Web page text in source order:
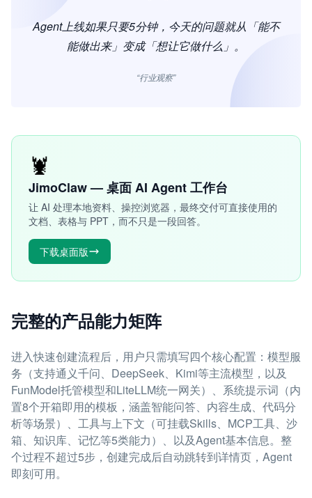
Agent上线如果只要5分钟，今天的问题就从「能不
能做出来」变成「想让它做什么」。
“行业观察”
🦞
JimoClaw — 桌面 AI Agent 工作台
让 AI 处理本地资料、操控浏览器，最终交付可直接使用的
文档、表格与 PPT，而不只是一段回答。
下载桌面版
完整的产品能力矩阵
进入快速创建流程后，用户只需填写四个核心配置：模型服
务（支持通义千问、DeepSeek、Kimi等主流模型，以及
FunModel托管模型和LiteLLM统一网关）、系统提示词（内
置8个开箱即用的模板，涵盖智能问答、内容生成、代码分
析等场景）、工具与上下文（可挂载Skills、MCP工具、沙
箱、知识库、记忆等5类能力）、以及Agent基本信息。整
个过程不超过5步，创建完成后自动跳转到详情页，Agent
即刻可用。